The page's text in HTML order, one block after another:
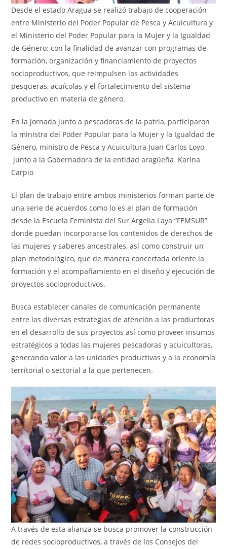
Desde el estado Aragua se realizó trabajo de cooperación
entre Ministerio del Poder Popular de Pesca y Acuicultura y
el Ministerio del Poder Popular para la Mujer y la Igualdad
de Género; con la finalidad de avanzar con programas de
formación, organización y financiamiento de proyectos
socioproductivos, que reimpulsen las actividades
pesqueras, acuícolas y el fortalecimiento del sistema
productivo en materia de género.
En la jornada junto a pescadoras de la patria, participaron
la ministra del Poder Popular para la Mujer y la Igualdad de
Género, ministro de Pesca y Acuicultura Juan Carlos Loyo,
junto a la Gobernadora de la entidad aragüeña Karina
Carpio
El plan de trabajo entre ambos ministerios forman parte de
una serie de acuerdos como lo es el plan de formación
desde la Escuela Feminista del Sur Argelia Laya “FEMSUR”
donde puedan incorporarse los contenidos de derechos de
las mujeres y saberes ancestrales, así como construir un
plan metodológico, que de manera concertada oriente la
formación y el acompañamiento en el diseño y ejecución de
proyectos socioproductivos.
Busca establecer canales de comunicación permanente
entre las diversas estrategias de atención a las productoras
en el desarrollo de sus proyectos así como proveer insumos
estratégicos a todas las mujeres pescadoras y acuicultoras,
generando valor a las unidades productivas y a la economía
territorial o sectorial a la que pertenecen.
A través de esta alianza se busca promover la construcción
de redes socioproductivos, a través de los Consejos del